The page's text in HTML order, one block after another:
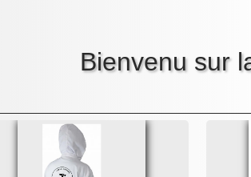
Bienvenu sur